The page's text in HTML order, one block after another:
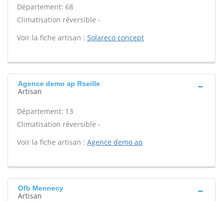
Département: 68
Climatisation réversible -
Voir la fiche artisan : Solareco concept
Agence demo ap Rseille
Artisan
Département: 13
Climatisation réversible -
Voir la fiche artisan : Agence demo ap
Ofb Mennecy
Artisan